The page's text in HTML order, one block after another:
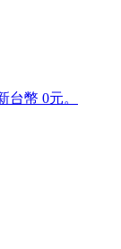
幣 0元。